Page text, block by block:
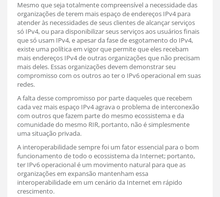
Mesmo que seja totalmente compreensível a necessidade das
organizações de terem mais espaço de endereços IPv4 para
atender às necessidades de seus clientes de alcançar serviços
só IPv4, ou para disponibilizar seus serviços aos usuários finais
que só usam IPv4, e apesar da fase de esgotamento do IPv4,
existe uma política em vigor que permite que eles recebam
mais endereços IPv4 de outras organizações que não precisam
mais deles. Essas organizações devem demonstrar seu
compromisso com os outros ao ter o IPv6 operacional em suas
redes.
A falta desse compromisso por parte daqueles que recebem
cada vez mais espaço IPv4 agrava o problema de interconexão
com outros que fazem parte do mesmo ecossistema e da
comunidade do mesmo RIR, portanto, não é simplesmente
uma situação privada.
A interoperabilidade sempre foi um fator essencial para o bom
funcionamento de todo o ecossistema da Internet; portanto,
ter IPv6 operacional é um movimento natural para que as
organizações em expansão mantenham essa
interoperabilidade em um cenário da Internet em rápido
crescimento.